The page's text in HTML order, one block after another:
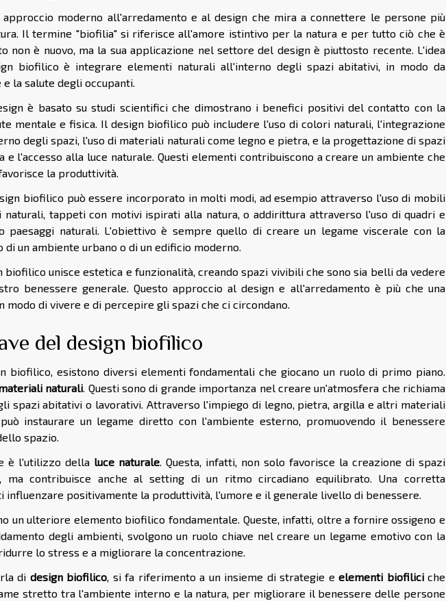
moderno all'arredamento e al design che mira a connettere le persone più
Il termine "biofilia" si riferisce all'amore istintivo per la natura e per tutto ciò che è
non è nuovo, ma la sua applicazione nel settore del design è piuttosto recente. L'idea
biofilico è integrare elementi naturali all'interno degli spazi abitativi, in modo da
la salute degli occupanti.
è basato su studi scientifici che dimostrano i benefici positivi del contatto con la
mentale e fisica. Il design biofilico può includere l'uso di colori naturali, l'integrazione
degli spazi, l'uso di materiali naturali come legno e pietra, e la progettazione di spazi
e l'accesso alla luce naturale. Questi elementi contribuiscono a creare un ambiente che
la produttività.
biofilico può essere incorporato in molti modi, ad esempio attraverso l'uso di mobili
tappeti con motivi ispirati alla natura, o addirittura attraverso l'uso di quadri e
paesaggi naturali. L'obiettivo è sempre quello di creare un legame viscerale con la
di un ambiente urbano o di un edificio moderno.
biofilico unisce estetica e funzionalità, creando spazi vivibili che sono sia belli da vedere
benessere generale. Questo approccio al design e all'arredamento è più che una
modo di vivere e di percepire gli spazi che ci circondano.
del design biofilico
biofilico, esistono diversi elementi fondamentali che giocano un ruolo di primo piano.
naturali. Questi sono di grande importanza nel creare un'atmosfera che richiama
spazi abitativi o lavorativi. Attraverso l'impiego di legno, pietra, argilla e altri materiali
instaurare un legame diretto con l'ambiente esterno, promuovendo il benessere
spazio.
è l'utilizzo della luce naturale. Questa, infatti, non solo favorisce la creazione di spazi
ma contribuisce anche al setting di un ritmo circadiano equilibrato. Una corretta
influenzare positivamente la produttività, l'umore e il generale livello di benessere.
un ulteriore elemento biofilico fondamentale. Queste, infatti, oltre a fornire ossigeno e
degli ambienti, svolgono un ruolo chiave nel creare un legame emotivo con la
lo stress e a migliorare la concentrazione.
di design biofilico, si fa riferimento a un insieme di strategie eelementi biofiliciche
stretto tra l'ambiente interno e la natura, per migliorare il benessere delle persone